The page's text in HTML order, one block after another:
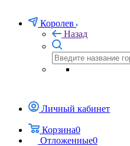
Королев
Назад
Личный кабинет
Корзина0
Отложенные0